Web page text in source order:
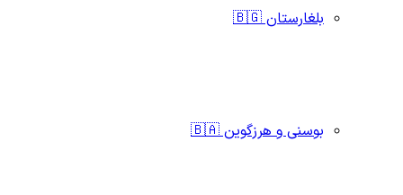
بلغارستان 🇧🇬
بوسنی و هرزگوین 🇧🇦